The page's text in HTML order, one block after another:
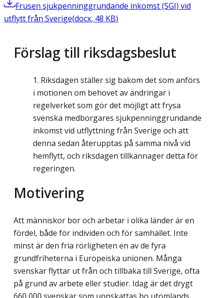
Frusen sjukpenninggrundande inkomst (SGI) vid
utflytt från Sverige(docx, 48 KB)
Förslag till riksdagsbeslut
Riksdagen ställer sig bakom det som anförs
i motionen om behovet av ändringar i
regelverket som gör det möjligt att frysa
svenska medborgares sjukpenninggrundande
inkomst vid utflyttning från Sverige och att
denna sedan återupptas på samma nivå vid
hemflytt, och riksdagen tillkännager detta för
regeringen.
Motivering
Att människor bor och arbetar i olika länder är en
fördel, både för individen och för samhället. Inte
minst är den fria rörligheten en av de fyra
grundfriheterna i Europeiska unionen. Många
svenskar flyttar ut från och tillbaka till Sverige, ofta
på grund av arbete eller studier. Idag är det drygt